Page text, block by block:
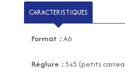
CARACTERISTIQUES
Format :A6
Réglure :5x5 (petits